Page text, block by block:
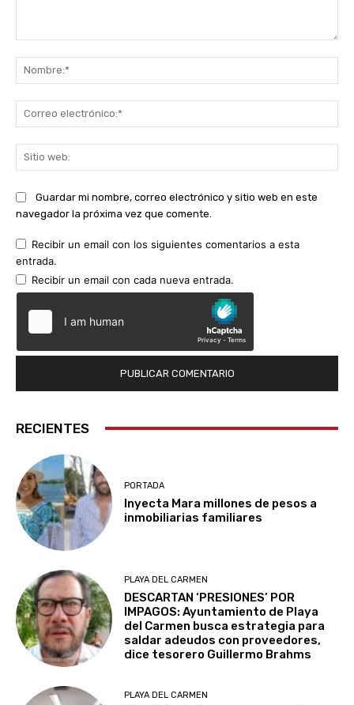
Guardar mi nombre, correo electrónico y sitio web en este
navegador la próxima vez que comente.
Recibir un email con los siguientes comentarios a esta
entrada.
Recibir un email con cada nueva entrada.
RECIENTES
PORTADA
Inyecta Mara millones de pesos a
inmobiliarias familiares
PLAYA DEL CARMEN
DESCARTAN ‘PRESIONES’ POR
IMPAGOS: Ayuntamiento de Playa
del Carmen busca estrategia para
saldar adeudos con proveedores,
dice tesorero Guillermo Brahms
PLAYA DEL CARMEN